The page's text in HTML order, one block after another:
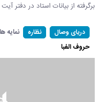
برگرفته از بیانات استاد در دفتر آیت
دریای وصال نظاره نمایه
حروف الفبا